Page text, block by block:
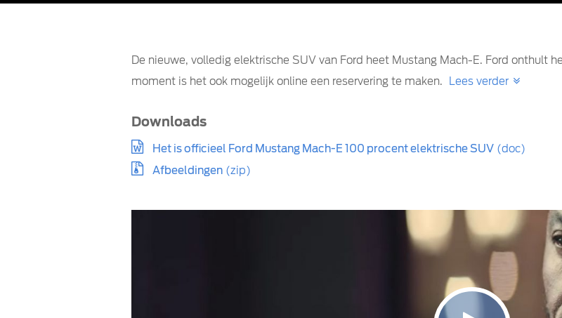
De nieuwe, volledig elektrische SUV van Ford heet Mustang Mach-E. Ford onthult
moment is het ook mogelijk online een reservering te maken.
Lees verder
Downloads
Het is officieel Ford Mustang Mach-E 100 procent elektrische SUV (doc)
Afbeeldingen (zip)